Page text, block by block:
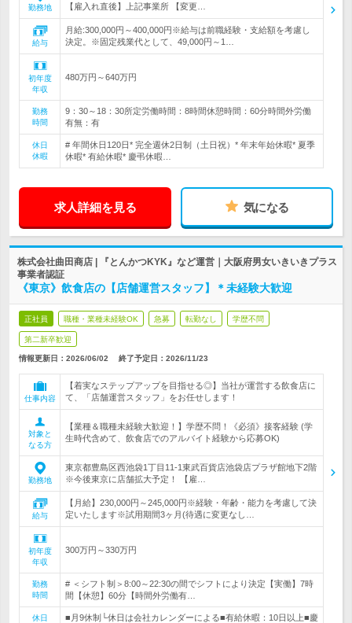
勤務地
【雇入れ直後】上記事業所 【変更…
給与
月給:300,000円～400,000円※給与は前職経験・支給額を考慮し
決定。※固定残業代として、49,000円～1…
初年度
年収
480万円～640万円
勤務
時間
9：30～18：30所定労働時間：8時間休憩時間：60分時間外労働
有無：有
休日
休暇
# 年間休日120日* 完全週休2日制（土日祝）* 年末年始休暇* 夏季
休暇* 有給休暇* 慶弔休暇…
求人詳細を見る 気になる
株式会社曲田商店 | 『とんかつKYK』など運営｜大阪府男女いきいきプラス
事業者認証
《東京》飲食店の【店舗運営スタッフ】＊未経験大歓迎
正社員 職種・業種未経験OK 急募 転勤なし 学歴不問
第二新卒歓迎
情報更新日：2026/06/02 終了予定日： 2026/11/23
仕事内容
【着実なステップアップを目指せる◎】当社が運営する飲食店に
て、「店舗運営スタッフ」をお任せします！
対象と
なる方
【業種＆職種未経験大歓迎！】学歴不問！《必須》接客経験 (学
生時代含めて、飲食店でのアルバイト経験から応募OK)
勤務地
東京都豊島区西池袋1丁目11-1東武百貨店池袋店プラザ館地下2階
※今後東京に店舗拡大予定！ 【雇…
給与
【月給】230,000円～245,000円※経験・年齢・能力を考慮して決
定いたします※試用期間3ヶ月(待遇に変更なし…
初年度
年収
300万円～330万円
勤務
時間
# ＜シフト制＞8:00～22:30の間でシフトにより決定【実働】7時
間【休憩】60分【時間外労働有…
休日
■月9休制└休日は会社カレンダーによる■有給休暇：10日以上■慶